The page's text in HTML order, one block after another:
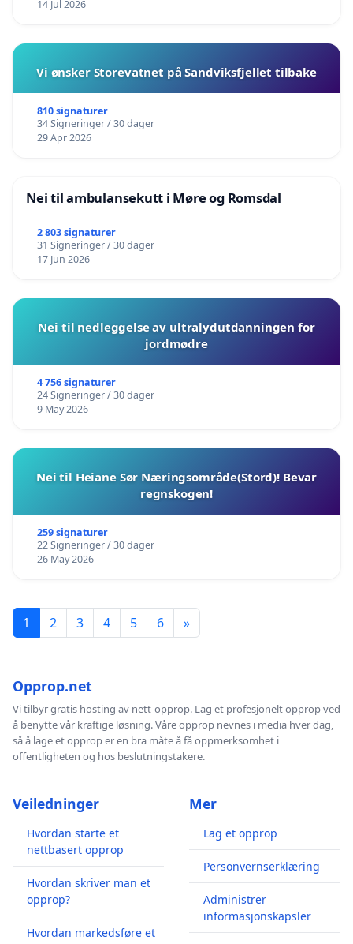
14 Jul 2026
Vi ønsker Storevatnet på Sandviksfjellet tilbake
810 signaturer
34 Signeringer / 30 dager
29 Apr 2026
Nei til ambulansekutt i Møre og Romsdal
2 803 signaturer
31 Signeringer / 30 dager
17 Jun 2026
Nei til nedleggelse av ultralydutdanningen for
jordmødre
4 756 signaturer
24 Signeringer / 30 dager
9 May 2026
Nei til Heiane Sør Næringsområde(Stord)! Bevar
regnskogen!
259 signaturer
22 Signeringer / 30 dager
26 May 2026
1 2 3 4 5 6 »
Opprop.net
Vi tilbyr gratis hosting av nett-opprop. Lag et profesjonelt opprop ved
å benytte vår kraftige løsning. Våre opprop nevnes i media hver dag,
så å lage et opprop er en bra måte å få oppmerksomhet i
offentligheten og hos beslutningstakere.
Veiledninger
Hvordan starte et
nettbasert opprop
Hvordan skriver man et
opprop?
Hvordan markedsføre et
Mer
Lag et opprop
Personvernserklæring
Administrer
informasjonskapsler